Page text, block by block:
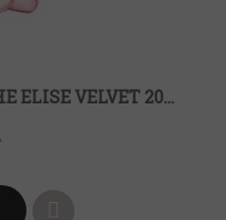
KEM SĂN CHẮC DA LINDSAY THE ELISE VELVET 200ML